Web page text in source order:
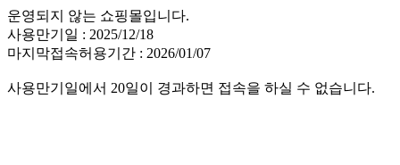
운영되지 않는 쇼핑몰입니다.
사용만기일 : 2025/12/18
마지막접속허용기간 : 2026/01/07
사용만기일에서 20일이 경과하면 접속을 하실 수 없습니다.